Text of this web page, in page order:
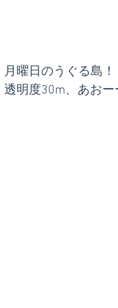
月曜日のうぐる島！
透明度30m、あおー